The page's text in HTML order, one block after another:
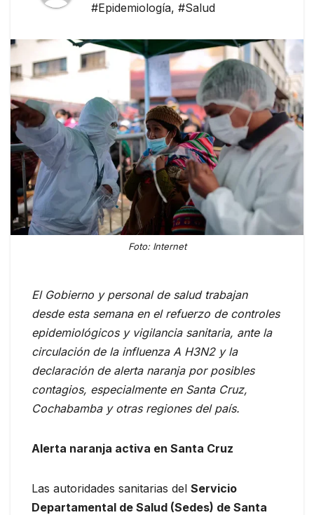
#Epidemiología, #Salud
Foto: Internet
El Gobierno y personal de salud trabajan
desde esta semana en el refuerzo de controles
epidemiológicos y vigilancia sanitaria, ante la
circulación de la influenza A H3N2 y la
declaración de alerta naranja por posibles
contagios, especialmente en Santa Cruz,
Cochabamba y otras regiones del país.
Alerta naranja activa en Santa Cruz
Las autoridades sanitarias del Servicio
Departamental de Salud (Sedes) de Santa